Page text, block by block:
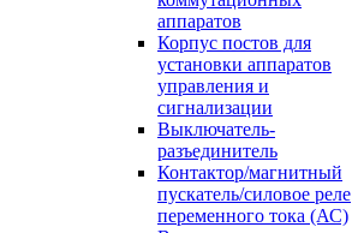
аппаратов
Корпус постов для
установки аппаратов
управления и
сигнализации
Выключатель-
разъединитель
Контактор/магнитный
пускатель/силовое реле
переменного тока (АС)